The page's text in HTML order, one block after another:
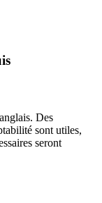
Des
sont utiles,
seront